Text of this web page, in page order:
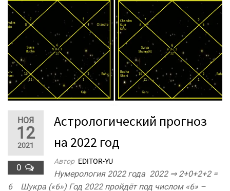
НОЯ
12
2021
0
Астрологический прогноз
на 2022 год
Автор EDITOR-YU
Нумерология 2022 года 2022 ⇒ 2+0+2+2 =
6 Шукра («6») Год 2022 пройдёт под числом «6» –